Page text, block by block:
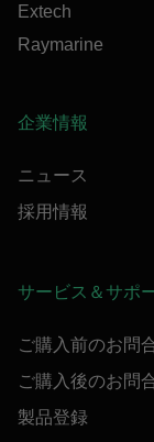
Extech
Raymarine
企業情報
ニュース
採用情報
サービス＆サポ
ご購入前のお問
ご購入後のお問
製品登録